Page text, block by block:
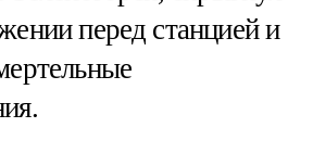
перед станцией и